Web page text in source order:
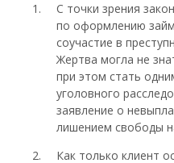
С точки зрения
по оформлению
соучастие в
Жертва могла не
при этом стать
уголовного
заявление о
лишением свободы
Как только клиент